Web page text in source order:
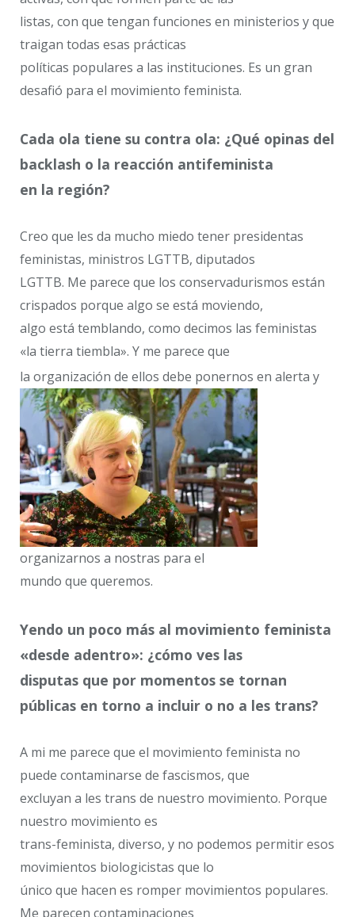
listas, con que tengan funciones en ministerios y que
traigan todas esas prácticas
políticas populares a las instituciones. Es un gran
desafió para el movimiento feminista.
Cada ola tiene su contra ola: ¿Qué opinas del
backlash o la reacción antifeminista
en la región?
Creo que les da mucho miedo tener presidentas
feministas, ministros LGTTB, diputados
LGTTB. Me parece que los conservadurismos están
crispados porque algo se está moviendo,
algo está temblando, como decimos las feministas
«la tierra tiembla». Y me parece que
la organización de ellos debe ponernos en alerta y
organizarnos a nostras para el
mundo que queremos.
Yendo un poco más al movimiento feminista
«desde adentro»: ¿cómo ves las
disputas que por momentos se tornan
públicas en torno a incluir o no a les trans?
A mi me parece que el movimiento feminista no
puede contaminarse de fascismos, que
excluyan a les trans de nuestro movimiento. Porque
nuestro movimiento es
trans-feminista, diverso, y no podemos permitir esos
movimientos biologicistas que lo
único que hacen es romper movimientos populares.
Me parecen contaminaciones